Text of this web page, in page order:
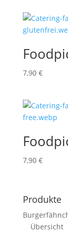
7,90 €
7,90 €
Produkte
Übersicht